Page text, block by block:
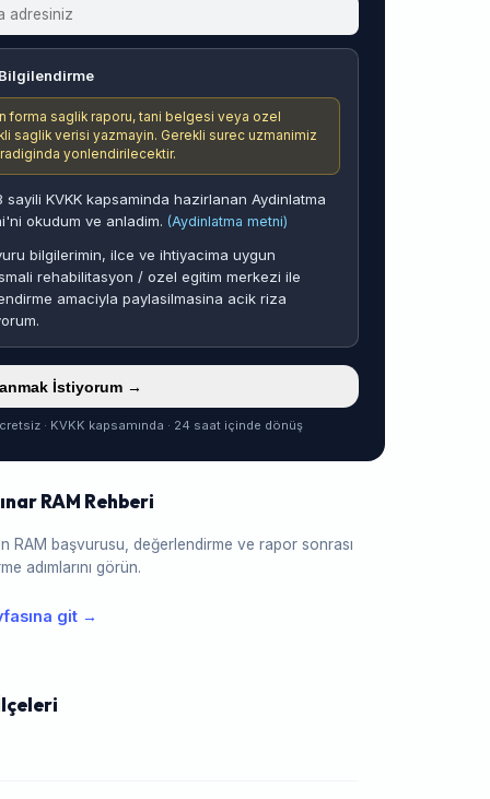
forma saglik raporu, tani belgesi veya ozel
saglik verisi yazmayin. Gerekli surec uzmanimiz
yonlendirilecektir.
sayili KVKK kapsaminda hazirlanan Aydinlatma
okudum ve anladim. (Aydinlatma metni)
bilgilerimin, ilce ve ihtiyacima uygun
rehabilitasyon / ozel egitim merkezi ile
amaciyla paylasilmasina acik riza
İstiyorum →
· KVKK kapsamında · 24 saat içinde dönüş
RAM Rehberi
RAM başvurusu, değerlendirme ve rapor sonrası
adımlarını görün.
git →